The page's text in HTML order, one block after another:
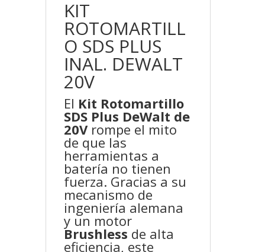
KIT
ROTOMARTILL
O SDS PLUS
INAL. DEWALT
20V
El Kit Rotomartillo
SDS Plus DeWalt de
20Vrompe el mito
de que las
herramientas a
batería no tienen
fuerza. Gracias a su
mecanismo de
ingeniería alemana
y un motor
Brushless de alta
eficiencia, este